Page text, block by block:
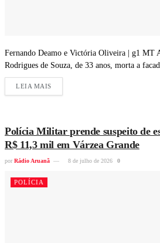
Fernando Deamo e Victória Oliveira | g1 MT
Rodrigues de Souza, de 33 anos, morta a
LEIA MAIS
Polícia Militar prende suspeito de
R$ 11,3 mil em Várzea Grande
por Rádio Aruanã 8 de julho de 2026 0
POLÍCIA